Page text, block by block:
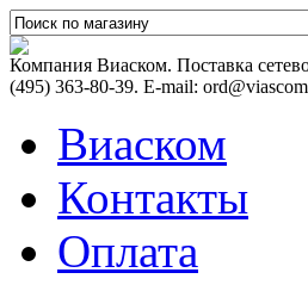
Компания Виаском. Поставка
(495) 363-80-39. E-mail:
Виаском
Контакты
Оплата